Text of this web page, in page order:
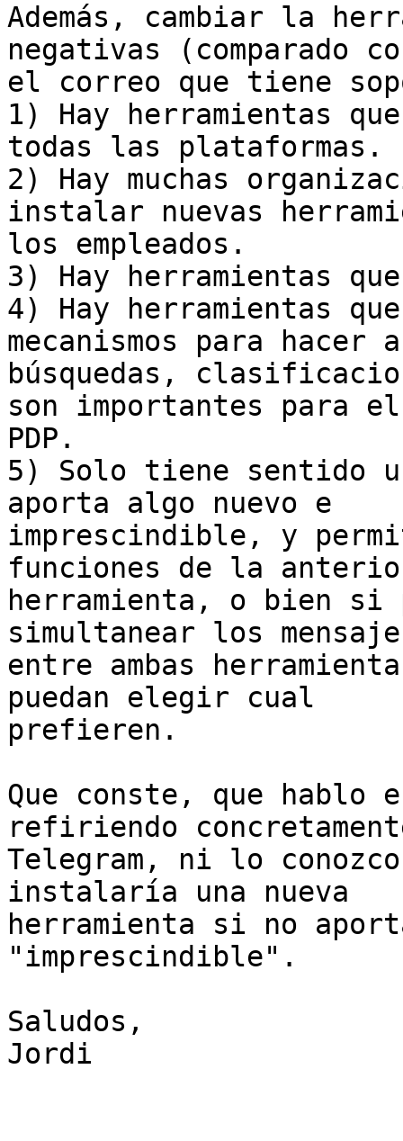
Además, cambiar la
negativas (comparado
el correo que tiene
1) Hay herramientas
todas las plataformas.
2) Hay muchas
instalar nuevas
los empleados.
3) Hay herramientas
4) Hay herramientas
mecanismos para hacer
búsquedas,
son importantes para el
PDP.
5) Solo tiene sentido
aporta algo nuevo e
imprescindible, y
funciones de la
herramienta, o bien
simultanear los
entre ambas
puedan elegir cual
prefieren.
Que conste, que hablo
refiriendo
Telegram, ni lo
instalaría una nueva
herramienta si no
"imprescindible".
Saludos,
Jordi